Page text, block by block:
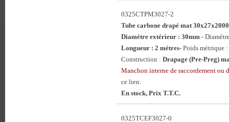
0325CTPM3027-2
Tube carbone drapé mat
Diamètre extérieur : 30mm -
Longueur : 2 mètres- Poids mètrique :
Construction : Drapage (Pre-Preg)
Manchon interne de raccordement ou
ce lien.
En stock, Prix T.T.C.
0325TCEF3027-0